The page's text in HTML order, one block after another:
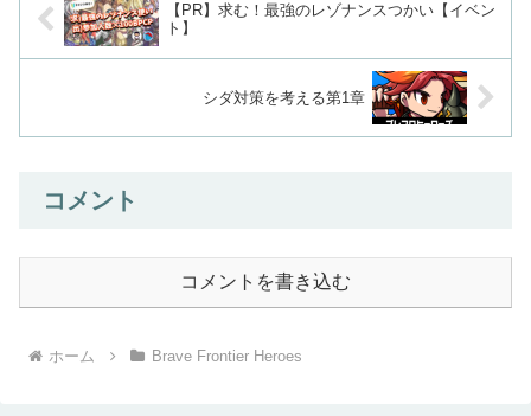
【PR】求む！最強のレゾナンスつかい【イベン
ト】
シダ対策を考える第1章
コメント
コメントを書き込む
ホーム Brave Frontier Heroes